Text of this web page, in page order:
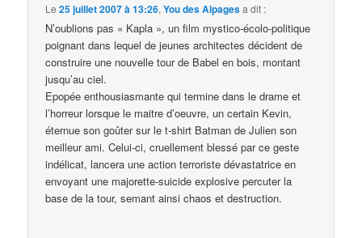
Le25 juillet 2007 à 13:26,You des Alpagesa dit :
N’oublions pas « Kapla », un film mystico-écolo-politique
poignant dans lequel de jeunes architectes décident de
construire une nouvelle tour de Babel en bois, montant
jusqu’au ciel.
Epopée enthousiasmante qui termine dans le drame et
l’horreur lorsque le maitre d’oeuvre, un certain Kevin,
éternue son goûter sur le t-shirt Batman de Julien son
meilleur ami. Celui-ci, cruellement blessé par ce geste
indélicat, lancera une action terroriste dévastatrice en
envoyant une majorette-suicide explosive percuter la
base de la tour, semant ainsi chaos et destruction.